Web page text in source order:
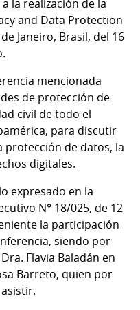
la realización de la
and Data Protection
Janeiro, Brasil, del 16
mencionada
de protección de
civil de todo el
para discutir
protección de datos, la
digitales.
expresado en la
N° 18/025, de 12
la participación
siendo por
Flavia Baladán en
Barreto, quien por